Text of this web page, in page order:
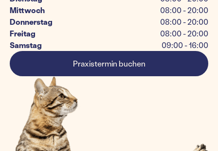
Mittwoch
08:00 - 20:00
Donnerstag
08:00 - 20:00
Freitag
08:00 - 20:00
Samstag
09:00 - 16:00
Praxistermin buchen